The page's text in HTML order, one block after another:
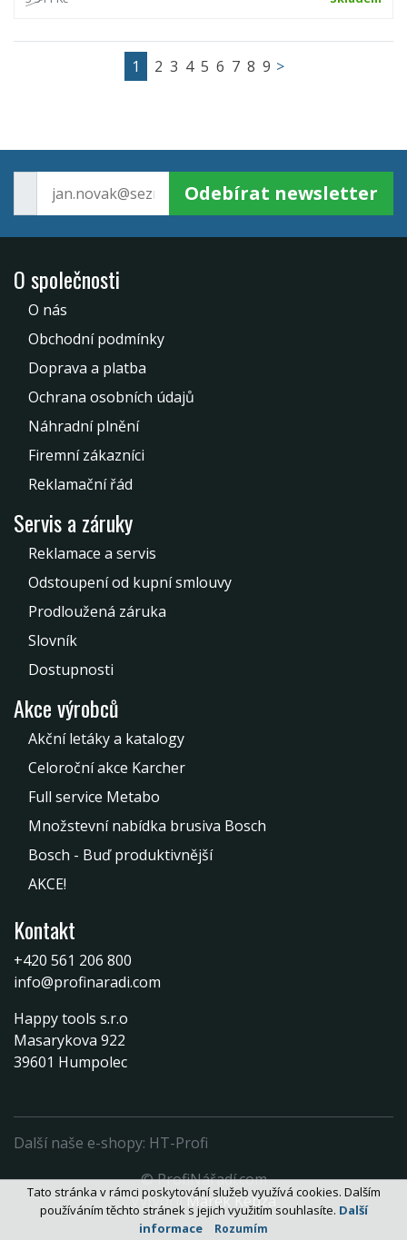
1 2 3 4 5 6 7 8 9 >
Odebírat newsletter
O společnosti
O nás
Obchodní podmínky
Doprava a platba
Ochrana osobních údajů
Náhradní plnění
Firemní zákazníci
Reklamační řád
Servis a záruky
Reklamace a servis
Odstoupení od kupní smlouvy
Prodloužená záruka
Slovník
Dostupnosti
Akce výrobců
Akční letáky a katalogy
Celoroční akce Karcher
Full service Metabo
Množstevní nabídka brusiva Bosch
Bosch - Buď produktivnější
AKCE!
Kontakt
+420 561 206 800
info@profinaradi.com
Happy tools s.r.o
Masarykova 922
39601 Humpolec
Další naše e-shopy: HT-Profi
© ProfiNářadí.com
VytvořilMarek Kebza
Tato stránka v rámci poskytování služeb využívá cookies. Dalším
používáním těchto stránek s jejich využitím souhlasíte. Další
informace
Rozumím